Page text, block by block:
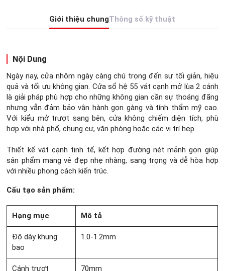
Giới thiệu chungThông số kỹ thuật
Nội Dung
Ngày nay, cửa nhôm ngày càng chú trọng đến sự tối giản, hiệu
quả và tối ưu không gian. Cửa sổ hệ 55 vát cạnh mở lùa 2 cánh
là giải pháp phù hợp cho những không gian cần sự thoáng đãng
nhưng vẫn đảm bảo vận hành gọn gàng và tính thẩm mỹ cao.
Với kiểu mở trượt sang bên, cửa không chiếm diện tích, phù
hợp với nhà phố, chung cư, văn phòng hoặc các vị trí hẹp.
Thiết kế vát cạnh tinh tế, kết hợp đường nét mảnh gọn giúp
sản phẩm mang vẻ đẹp nhẹ nhàng, sang trọng và dễ hòa hợp
với nhiều phong cách kiến trúc.
Cấu tạo sản phẩm:
Hạng mục Mô tả
Độ dày khung
bao
1.0-1.2mm
Cánh trượt 70mm